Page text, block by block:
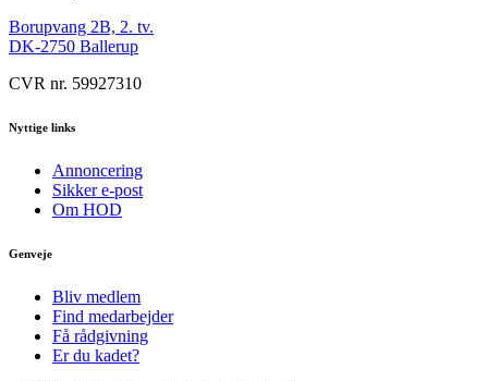
Borupvang 2B, 2. tv.
DK-2750 Ballerup
CVR nr. 59927310
Nyttige links
Annoncering
Sikker e-post
Om HOD
Genveje
Bliv medlem
Find medarbejder
Få rådgivning
Er du kadet?